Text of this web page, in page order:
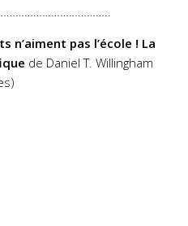
n’aiment pas l’école ! La
de Daniel T. Willingham